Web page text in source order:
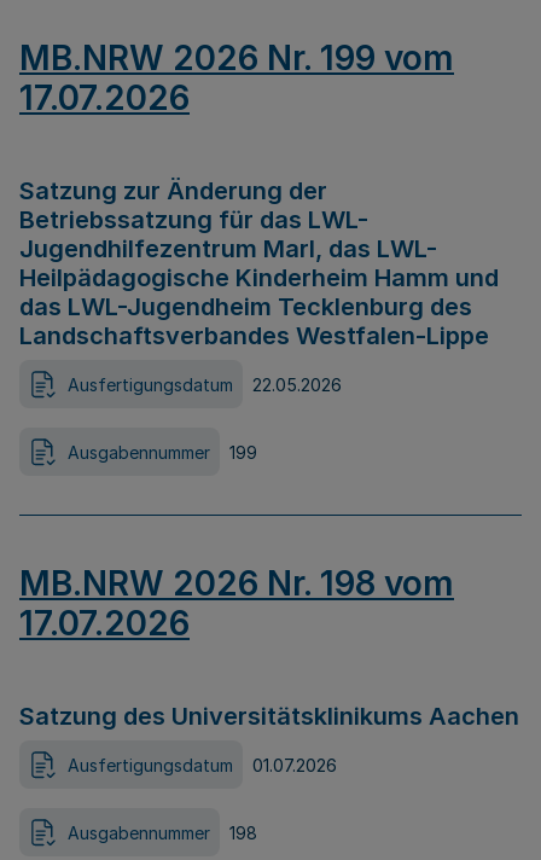
MB.NRW 2026 Nr. 199 vom
17.07.2026
Satzung zur Änderung der
Betriebssatzung für das LWL-
Jugendhilfezentrum Marl, das LWL-
Heilpädagogische Kinderheim Hamm und
das LWL-Jugendheim Tecklenburg des
Landschaftsverbandes Westfalen-Lippe
Ausfertigungsdatum 22.05.2026
Ausgabennummer 199
MB.NRW 2026 Nr. 198 vom
17.07.2026
Satzung des Universitätsklinikums Aachen
Ausfertigungsdatum 01.07.2026
Ausgabennummer 198